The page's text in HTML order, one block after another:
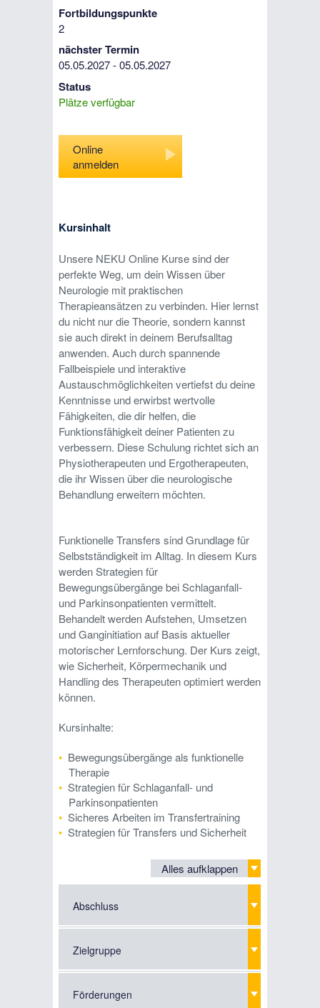
Fortbildungspunkte
2
nächster Termin
05.05.2027 - 05.05.2027
Status
Plätze verfügbar
Online
anmelden
Kursinhalt
Unsere NEKU Online Kurse sind der
perfekte Weg, um dein Wissen über
Neurologie mit praktischen
Therapieansätzen zu verbinden. Hier lernst
du nicht nur die Theorie, sondern kannst
sie auch direkt in deinem Berufsalltag
anwenden. Auch durch spannende
Fallbeispiele und interaktive
Austauschmöglichkeiten vertiefst du deine
Kenntnisse und erwirbst wertvolle
Fähigkeiten, die dir helfen, die
Funktionsfähigkeit deiner Patienten zu
verbessern. Diese Schulung richtet sich an
Physiotherapeuten und Ergotherapeuten,
die ihr Wissen über die neurologische
Behandlung erweitern möchten.
Funktionelle Transfers sind Grundlage für
Selbstständigkeit im Alltag. In diesem Kurs
werden Strategien für
Bewegungsübergänge bei Schlaganfall-
und Parkinsonpatienten vermittelt.
Behandelt werden Aufstehen, Umsetzen
und Ganginitiation auf Basis aktueller
motorischer Lernforschung. Der Kurs zeigt,
wie Sicherheit, Körpermechanik und
Handling des Therapeuten optimiert werden
können.
Kursinhalte:
Bewegungsübergänge als funktionelle
Therapie
Strategien für Schlaganfall- und
Parkinsonpatienten
Sicheres Arbeiten im Transfertraining
Strategien für Transfers und Sicherheit
Alles aufklappen
Abschluss
Zielgruppe
Förderungen